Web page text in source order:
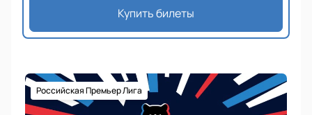
Купить билеты
Российская Премьер Лига